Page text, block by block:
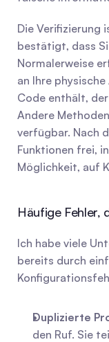
Die Verifizierung
bestätigt, dass
Normalerweise
an Ihre
Code enthält,
Andere
verfügbar. Nach
Funktionen frei,
Möglichkeit, auf
Häufige Fehler,
Ich habe viele
bereits durch
Duplizierte
den Ruf. Sie